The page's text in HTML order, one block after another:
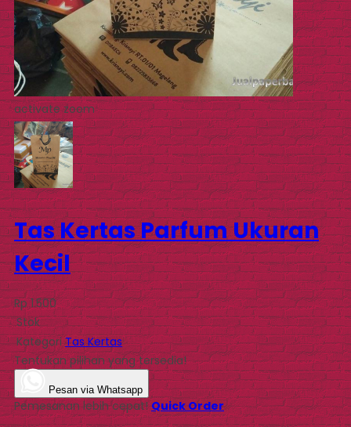
activate zoom
Tas Kertas Parfum Ukuran
Kecil
Rp 1.500
Stok
Kategori Tas Kertas
Tentukan pilihan yang tersedia!
Pesan via Whatsapp
Pemesanan lebih cepat!Quick Order